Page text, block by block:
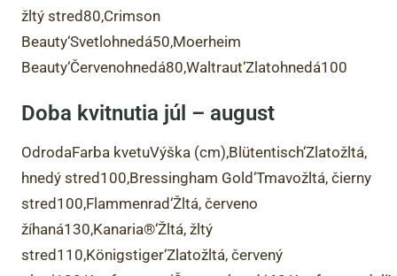
žltý stred80‚Crimson
Beauty‘Svetlohnedá50‚Moerheim
Beauty‘Červenohnedá80‚Waltraut‘Zlatohnedá100
Doba kvitnutia júl – august
OdrodaFarba kvetuVýška (cm)‚Blütentisch‘Zlatožltá,
hnedý stred100‚Bressingham Gold‘Tmavožltá, čierny
stred100‚Flammenrad‘Žltá, červeno
žíhaná130‚Kanaria®‘Žltá, žltý
stred110‚Königstiger‘Zlatožltá, červený